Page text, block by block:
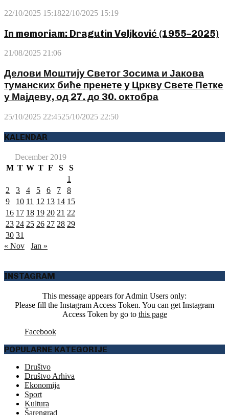
22/10/2025 15:1822/10/2025 15:19
In memoriam: Dragutin Veljković (1955–2025)
21/08/2025 21:06
Делови Моштију Светог Зосима и Јакова
туманских биће пренете у Цркву Свете Петке
у Мајдеву, од 27. до 30. октобра
25/10/2025 22:4525/10/2025 22:50
KALENDAR
December 2019
M T W T F S
S
1
2
3 4 5 6 7
8
9
10 11 12 13 14 15
16 17 18 19 20 21 22
23 24 25 26 27 28 29
30 31
« Nov
Jan »
INSTAGRAM
This message appears for Admin Users only:
Please fill the Instagram Access Token. You can get Instagram
Access Token by go to this page
Facebook
POPULARNE KATEGORIJE
Društvo
Društvo Arhiva
Ekonomija
Sport
Kultura
Šarengrad